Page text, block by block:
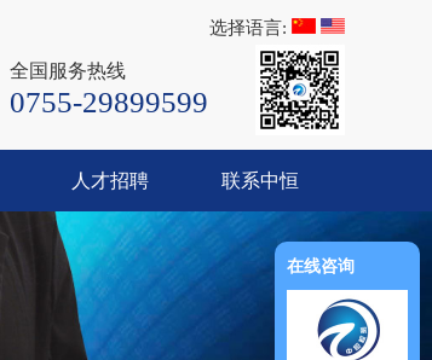
选择语言:
全国服务热线
0755-29899599
人才招聘 联系中恒
在线咨询